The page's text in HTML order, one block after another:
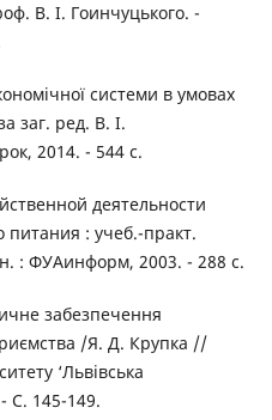
В. І. Гоинчуцького. -
системи в умовах
заг. ред. В. І.
2014. - 544 с.
деятельности
: учеб.-практ.
: ФУАинформ, 2003. - 288 с.
забезпечення
/Я. Д. Крупка //
‘Львівська
С. 145-149.